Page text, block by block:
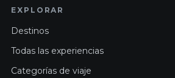
EXPLORAR
Destinos
Todas las experiencias
Categorías de viaje